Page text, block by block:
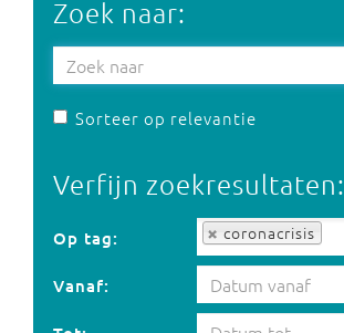
Zoek naar:
Sorteer op relevantie
Verfijn zoekresultaten:
Op tag: coronacrisis
Op tag:
Vanaf: